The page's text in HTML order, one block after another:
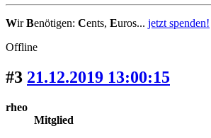
WirBenötigen: Cents, Euros... jetzt spenden!
Offline
#3 21.12.2019 13:00:15
rheo
Mitglied